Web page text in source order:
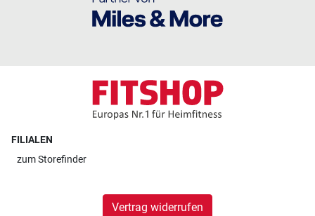
FILIALEN
zumStorefinder
Vertrag widerrufen